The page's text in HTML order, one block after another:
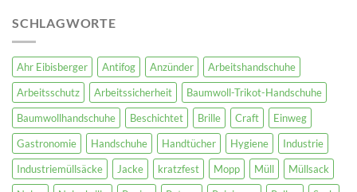
SCHLAGWORTE
Ahr Eibisberger Antifog Anzünder
Arbeitshandschuhe
Arbeitsschutz
Arbeitssicherheit
Baumwoll-Trikot-Handschuhe
Baumwollhandschuhe
Beschichtet Brille Craft
Einweg
Gastronomie
Handschuhe Handtücher Hygiene
Industrie
Industriemüllsäcke
Jacke kratzfest Mopp Müll
Müllsack